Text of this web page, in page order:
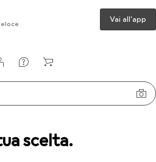
scelta.
Vai all'app
desideri
Planam salopette